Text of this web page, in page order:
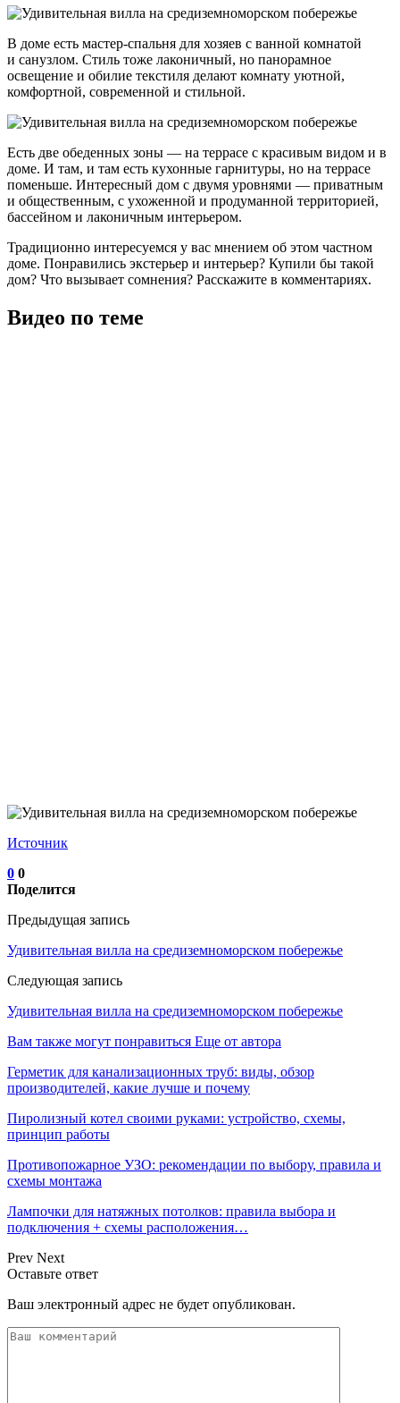
В доме есть мастер-спальня для хозяев с ванной комнатой
и санузлом. Стиль тоже лаконичный, но панорамное
освещение и обилие текстиля делают комнату уютной,
комфортной, современной и стильной.
Есть две обеденных зоны — на террасе с красивым видом и в
доме. И там, и там есть кухонные гарнитуры, но на террасе
поменьше. Интересный дом с двумя уровнями — приватным
и общественным, с ухоженной и продуманной территорией,
бассейном и лаконичным интерьером.
Традиционно интересуемся у вас мнением об этом частном
доме. Понравились экстерьер и интерьер? Купили бы такой
дом? Что вызывает сомнения? Расскажите в комментариях.
Видео по теме
Источник
0 0
Поделится
Предыдущая запись
Удивительная вилла на средиземноморском побережье
Следующая запись
Удивительная вилла на средиземноморском побережье
Вам также могут понравиться Еще от автора
Герметик для канализационных труб: виды, обзор
производителей, какие лучше и почему
Пиролизный котел своими руками: устройство, схемы,
принцип работы
Противопожарное УЗО: рекомендации по выбору, правила и
схемы монтажа
Лампочки для натяжных потолков: правила выбора и
подключения + схемы расположения…
Prev Next
Оставьте ответ
Ваш электронный адрес не будет опубликован.